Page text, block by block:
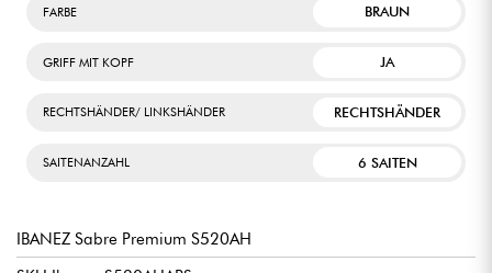
FARBE BRAUN
GRIFF MIT KOPF JA
RECHTSHÄNDER/ LINKSHÄNDER RECHTSHÄNDER
SAITENANZAHL 6 SAITEN
IBANEZ Sabre Premium S520AH